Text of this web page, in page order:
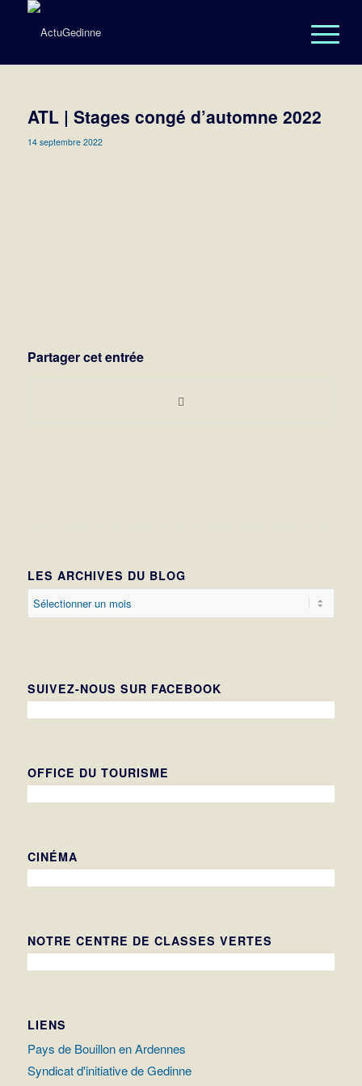
ATL | Stages congé d’automne 2022
14 septembre 2022
Partager cet entrée
LES ARCHIVES DU BLOG
SUIVEZ-NOUS SUR FACEBOOK
OFFICE DU TOURISME
CINÉMA
NOTRE CENTRE DE CLASSES VERTES
LIENS
Pays de Bouillon en Ardennes
Syndicat d'initiative de Gedinne